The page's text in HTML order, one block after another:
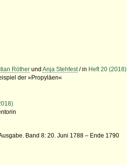
Röther und Anja Stehfest / in Heft 20 (2018)
der »Propyläen«
Band 8: 20. Juni 1788 – Ende 1790